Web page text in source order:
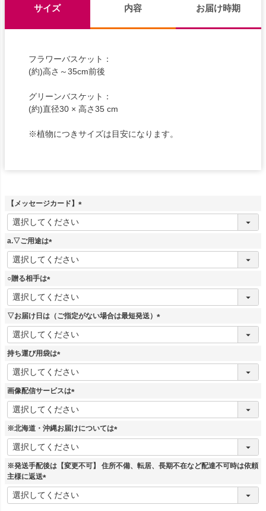
サイズ 内容 お届け時期
フラワーバスケット：
(約)高さ～35cm前後
グリーンバスケット：
(約)直径30 × 高さ35 cm
※植物につきサイズは目安になります。
【メッセージカード】
(
a.▽ご用途は
(
必
須
○贈る相手は
(
必
須
▽お届け日は（ご指定がない場合は最短発送）
(
持ち運び用袋は
(
必
須
画像配信サービスは
(
必
須
※北海道・沖縄お届けについては
(
須
※発送手配後は【変更不可】 住所不備、転居、長期不在など配達不可時は依頼
主様に返送
(
必